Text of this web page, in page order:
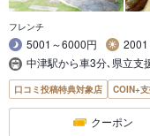
フレンチ
5001～6000円
中津駅から車3分､県立支
口コミ投稿特典対象店 COIN+
クーポン